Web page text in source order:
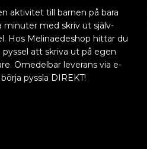
aktivitet till barnen på bara
minuter med skriv ut själv-
Hos Melinaedeshop hittar du
pyssel att skriva ut på egen
Omedelbar leverans via e-
pyssla DIREKT!